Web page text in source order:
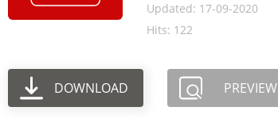
Updated: 17-09-2020
Hits: 122
DOWNLOAD PREVIEW